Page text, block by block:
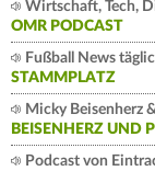
Wirtschaft, Tech,
OMR PODCAST
Fußball News
STAMMPLATZ
Micky Beisenherz
BEISENHERZ UND
Podcast von